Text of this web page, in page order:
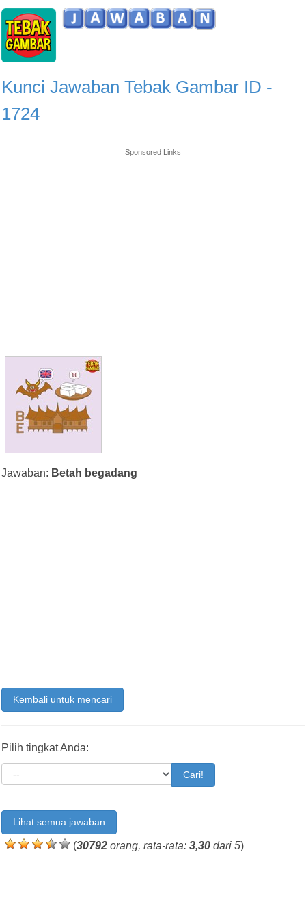
Kunci Jawaban Tebak Gambar ID -
1724
Sponsored Links
Jawaban: Betah begadang
Kembali untuk mencari
Pilih tingkat Anda:
Cari!
Lihat semua jawaban
(30792 orang, rata-rata: 3,30 dari 5)